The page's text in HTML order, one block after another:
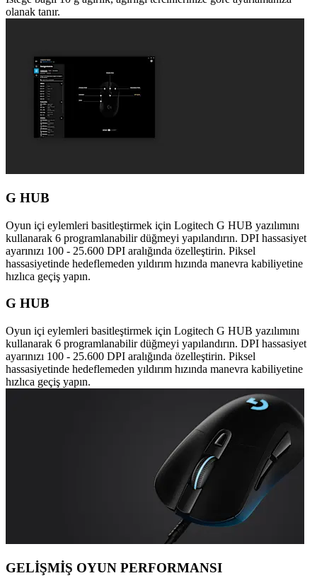
olanak tanır.
G HUB
Oyun içi eylemleri basitleştirmek için Logitech G HUB yazılımını
kullanarak 6 programlanabilir düğmeyi yapılandırın. DPI hassasiyet
ayarınızı 100 - 25.600 DPI aralığında özelleştirin. Piksel
hassasiyetinde hedeflemeden yıldırım hızında manevra kabiliyetine
hızlıca geçiş yapın.
G HUB
Oyun içi eylemleri basitleştirmek için Logitech G HUB yazılımını
kullanarak 6 programlanabilir düğmeyi yapılandırın. DPI hassasiyet
ayarınızı 100 - 25.600 DPI aralığında özelleştirin. Piksel
hassasiyetinde hedeflemeden yıldırım hızında manevra kabiliyetine
hızlıca geçiş yapın.
GELİŞMİŞ OYUN PERFORMANSI